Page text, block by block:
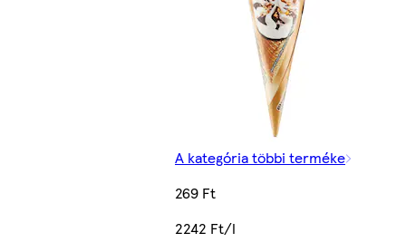
A kategória többi terméke
269 Ft
2242 Ft/l